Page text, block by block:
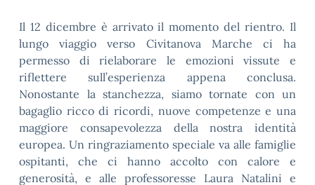
Il 12 dicembre è arrivato il momento del rientro. Il
lungo viaggio verso Civitanova Marche ci ha
permesso di rielaborare le emozioni vissute e
riflettere sull’esperienza appena conclusa.
Nonostante la stanchezza, siamo tornate con un
bagaglio ricco di ricordi, nuove competenze e una
maggiore consapevolezza della nostra identità
europea. Un ringraziamento speciale va alle famiglie
ospitanti, che ci hanno accolto con calore e
generosità, e alle professoresse Laura Natalini e